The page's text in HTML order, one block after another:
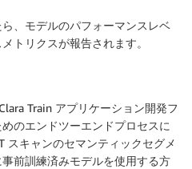
、モデルのパフォーマンスレベ
トリクスが報告されます。
Train アプリケーション開発フ
のエンドツーエンドプロセスに
スキャンのセマンティックセグメ
前訓練済みモデルを使用する方